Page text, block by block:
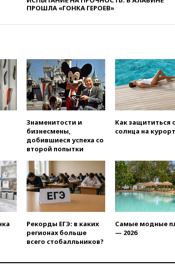
«Госуслугах»
заключить безвизовые
соглашения с
Малайзией
11:04
«Ведомости»: на
«Яблоко» ополчились
конкуренты
Торговые центры и
в России могут обязать
раздавать питьевую воду
Бывшая глава
Mind Money Юлия
признала свою вину
Пашинян: Армения
понимает невозможность
одновременного членства
ЕС и ЕАЭС
10:21
обмена криптовалюты в
ПРОШЛА «ГОНКА ГЕРОЕВ»
Знаменитости и
бизнесмены,
добившиеся успеха со
второй попытки
Как защититься
солнца на
Рекорды ЕГЭ: в каких
регионах больше
всего стобалльников?
Самые модные
— 2026